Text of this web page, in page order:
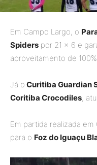
Em Campo Largo, o
Spiders por 21 x 6 e
aproveitamento de
Já o Curitiba Guardian
Coritiba Crocodiles,
Em partida realizada em
para o Foz do Iguaçu